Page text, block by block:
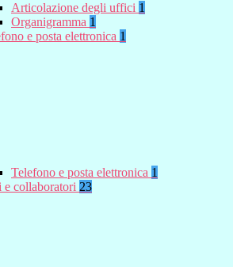
Articolazione degli uffici 1
Organigramma 1
e posta elettronica 1
Telefono e posta elettronica 1
e collaboratori 23